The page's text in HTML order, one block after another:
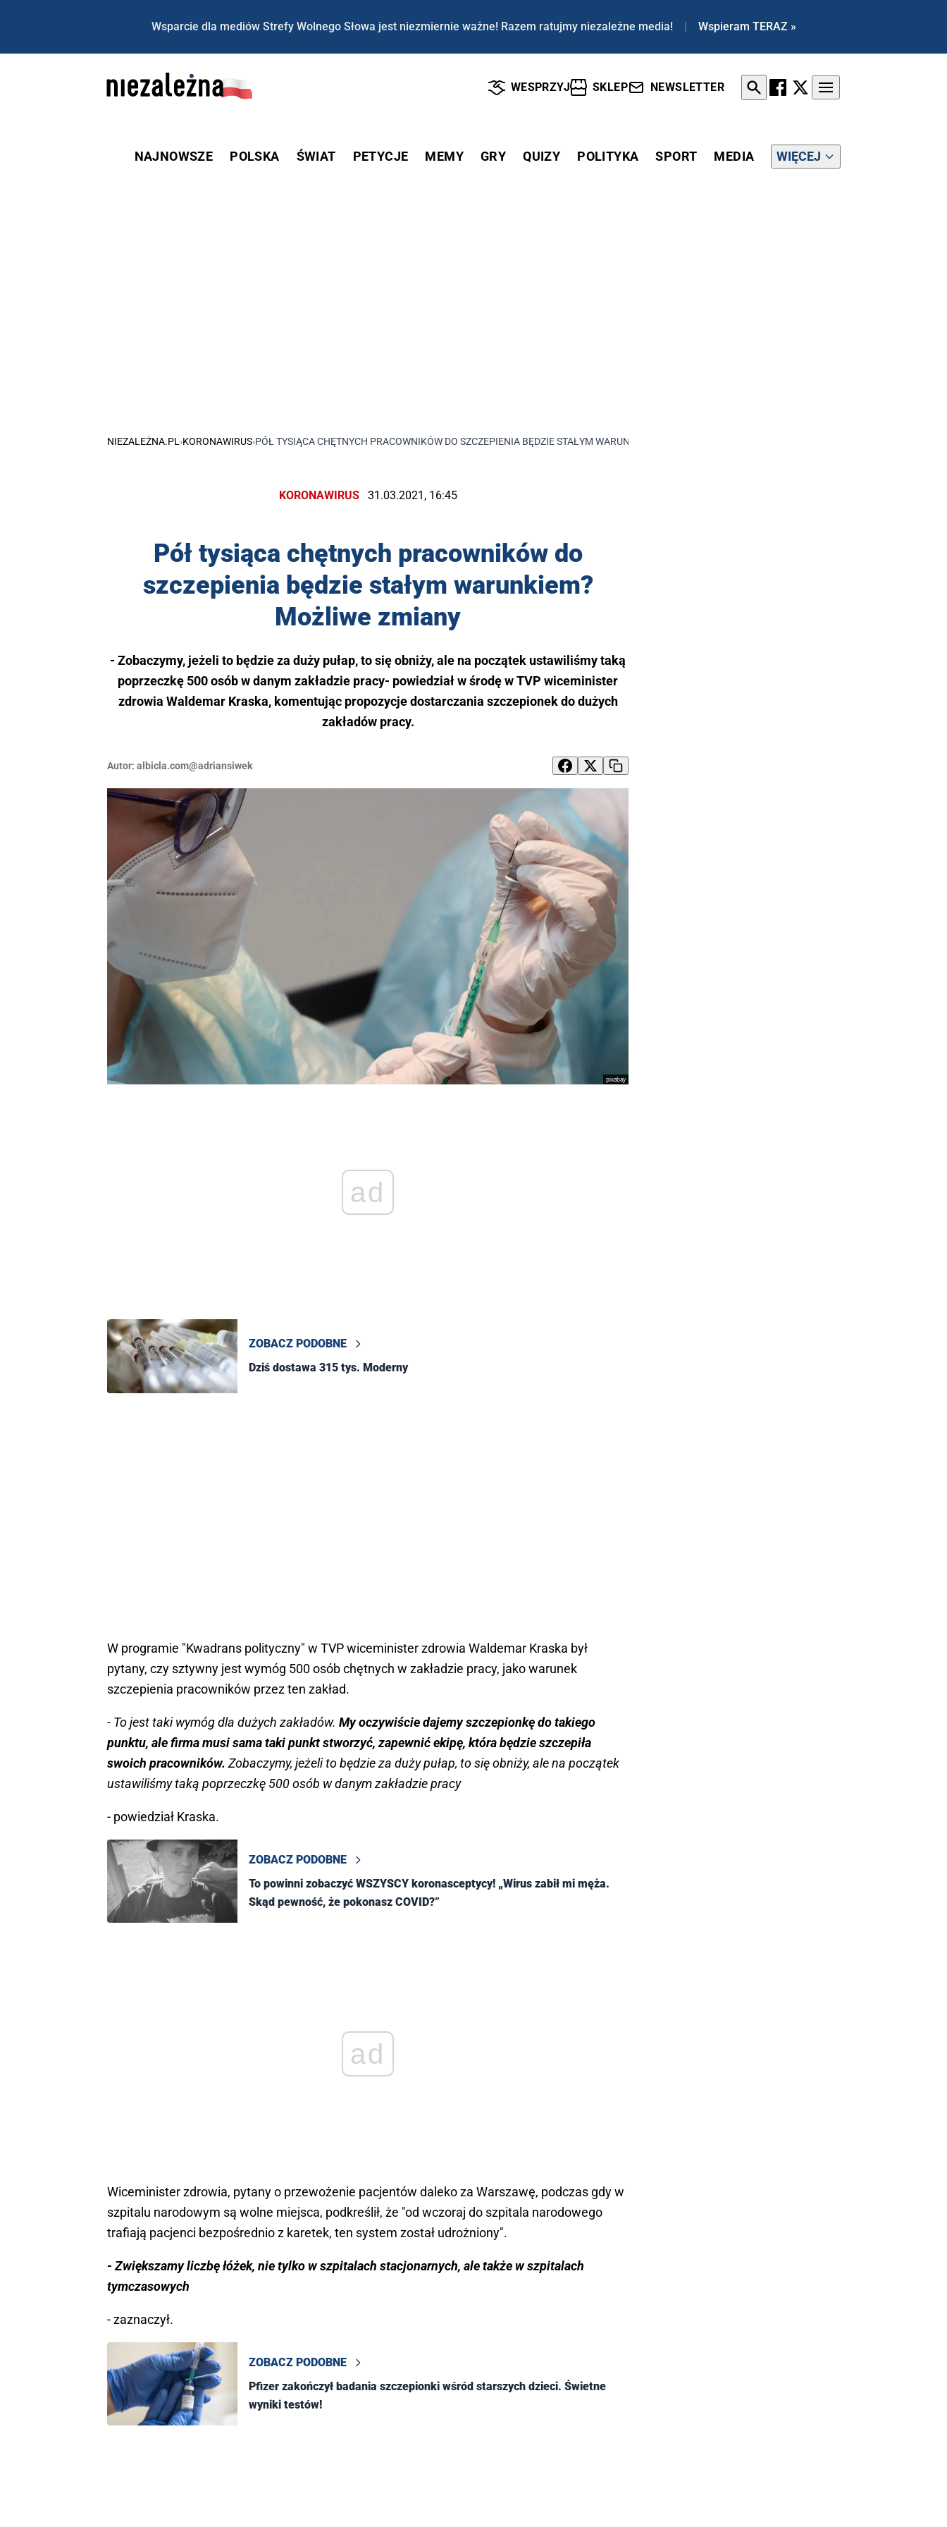
Wsparcie dla mediów Strefy Wolnego Słowa jest niezmiernie ważne! Razem ratujmy niezależne media! | Wspieram TERAZ »
WESPRZYJ SKLEP NEWSLETTER
NAJNOWSZE POLSKA ŚWIAT PETYCJE MEMY GRY QUIZY POLITYKA SPORT MEDIA WIĘCEJ
NIEZALEŻNA.PL ›KORONAWIRUS›PÓŁ TYSIĄCA CHĘTNYCH PRACOWNIKÓW DO SZCZEPIENIA BĘDZIE STAŁYM WARUNKIEM? MOŻLIWE ZMIANY
KORONAWIRUS 31.03.2021, 16:45
Pół tysiąca chętnych pracowników do
szczepienia będzie stałym warunkiem?
Możliwe zmiany
- Zobaczymy, jeżeli to będzie za duży pułap, to się obniży, ale na początek ustawiliśmy taką
poprzeczkę 500 osób w danym zakładzie pracy- powiedział w środę w TVP wiceminister
zdrowia Waldemar Kraska, komentując propozycje dostarczania szczepionek do dużych
zakładów pracy.
Autor: albicla.com@adriansiwek
pixabay
ad
ZOBACZ PODOBNE
Dziś dostawa 315 tys. Moderny
W programie "Kwadrans polityczny" w TVP wiceminister zdrowia Waldemar Kraska był
pytany, czy sztywny jest wymóg 500 osób chętnych w zakładzie pracy, jako warunek
szczepienia pracowników przez ten zakład.
- To jest taki wymóg dla dużych zakładów. My oczywiście dajemy szczepionkę do takiego
punktu, ale firma musi sama taki punkt stworzyć, zapewnić ekipę, która będzie szczepiła
swoich pracowników. Zobaczymy, jeżeli to będzie za duży pułap, to się obniży, ale na początek
ustawiliśmy taką poprzeczkę 500 osób w danym zakładzie pracy
- powiedział Kraska.
ZOBACZ PODOBNE
To powinni zobaczyć WSZYSCY koronasceptycy! „Wirus zabił mi męża.
Skąd pewność, że pokonasz COVID?”
ad
Wiceminister zdrowia, pytany o przewożenie pacjentów daleko za Warszawę, podczas gdy w
szpitalu narodowym są wolne miejsca, podkreślił, że "od wczoraj do szpitala narodowego
trafiają pacjenci bezpośrednio z karetek, ten system został udrożniony".
- Zwiększamy liczbę łóżek, nie tylko w szpitalach stacjonarnych, ale także w szpitalach
tymczasowych
- zaznaczył.
ZOBACZ PODOBNE
Pfizer zakończył badania szczepionki wśród starszych dzieci. Świetne
wyniki testów!